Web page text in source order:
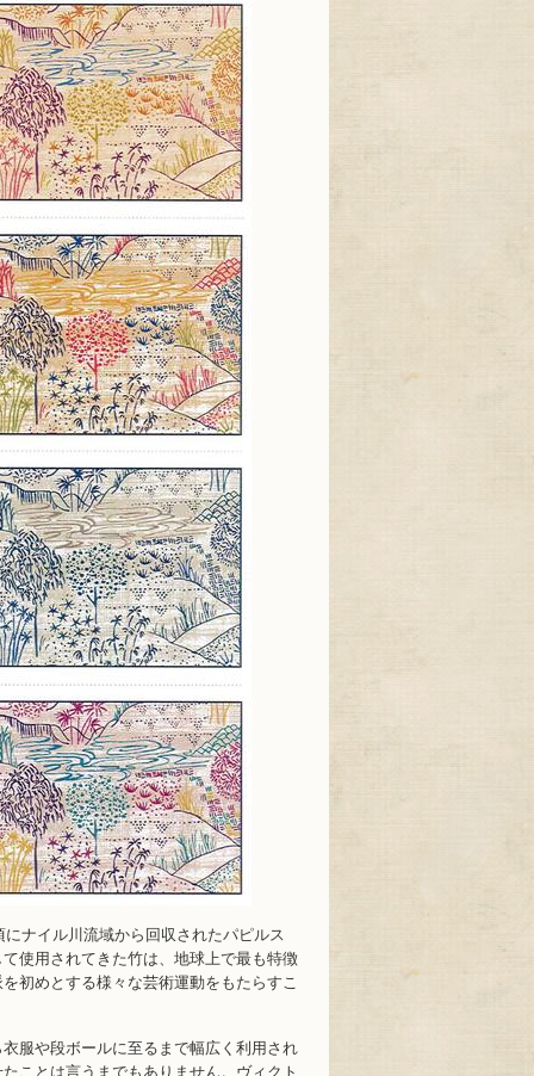
ナイル川流域から回収されたパピルス
使用されてきた竹は、地球上で最も特徴
初めとする様々な芸術運動をもたらすこ
服や段ボールに至るまで幅広く利用され
ことは言うまでもありません。ヴィクト